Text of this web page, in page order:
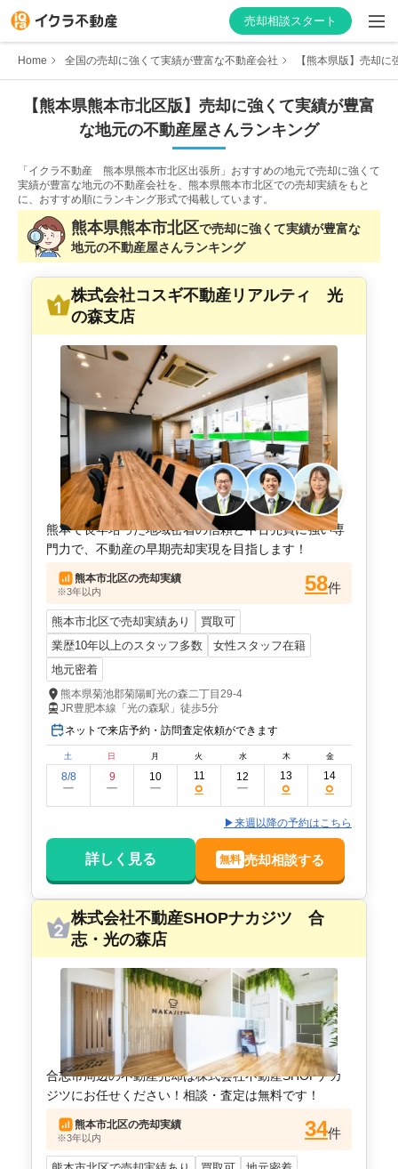
売却相談スタート
はじめての方へ
不動産会社を探す
物件の価格を知る
不動産会社向け情報
Home 全国の売却に強くて実績が豊富な不動産会社 【熊本県版】売却
【熊本県熊本市北区版】 売却に強くて実績が豊富
な地元の不動産屋さんランキング
「イクラ不動産 熊本県熊本市北区出張所」おすすめの地元で売却に強くて
実績が豊富な地元の不動産会社を、 熊本県熊本市北区での売却実績をもと
に、おすすめ順にランキング形式で掲載しています。
熊本県熊本市北区で売却に強くて実績が豊富な
地元の不動産屋さんランキング
株式会社コスギ不動産リアルティ 光
の森支店
熊本で長年培った地域密着の信頼と中古売買に強い専
門力で、不動産の早期売却実現を目指します！
熊本市北区の売却実績
※3年以内 58件
熊本市北区で売却実績あり
買取可
業歴10年以上のスタッフ多数
女性スタッフ在籍
地元密着
熊本県菊池郡菊陽町光の森二丁目29-4
JR豊肥本線「光の森駅」徒歩5分
ネットで来店予約・訪問査定依頼ができます
土 日 月 火 水 木 金
8/8
ー
9
ー
10
ー
11
○
12
ー
13
○
14
○
▶来週以降の予約はこちら
詳しく見る 無料 売却相談する
株式会社不動産SHOPナカジツ 合
志・光の森店
合志市周辺の不動産売却は株式会社不動産SHOPナカ
ジツにお任せください！相談・査定は無料です！
熊本市北区の売却実績
※3年以内 34件